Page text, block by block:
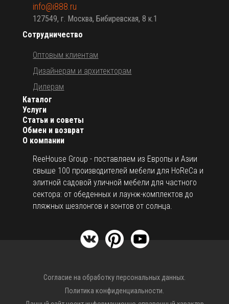
О компании
ReeHouse Group - поставляем из Европы и Азии
свыше 100 производителей мебели для HoReCa и
элитной садовой уличной мебели для частного
сектора: от обеденных и лаунж-комплектов до
пляжных шезлонгов и зонтов от солнца.
Каталог
Услуги
Статьи и советы
Обмен и возврат
Сотрудничество
Оптовым клиентам
Дизайнерам и архитекторам
Дилерам
info@i888.ru
127549, г. Москва, Бибиревская, 8 к.1
Согласие на обработку персональных данных.
Политика конфиденциальности.